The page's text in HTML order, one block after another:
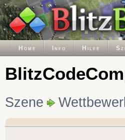
Home Info Hilfe
Szene